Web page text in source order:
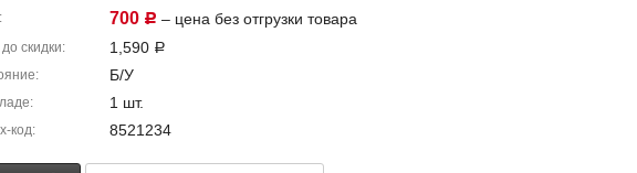
700 Р – цена без отгрузки товара
скидки 1,590 Р
Б/У
1 шт.
код 8521234